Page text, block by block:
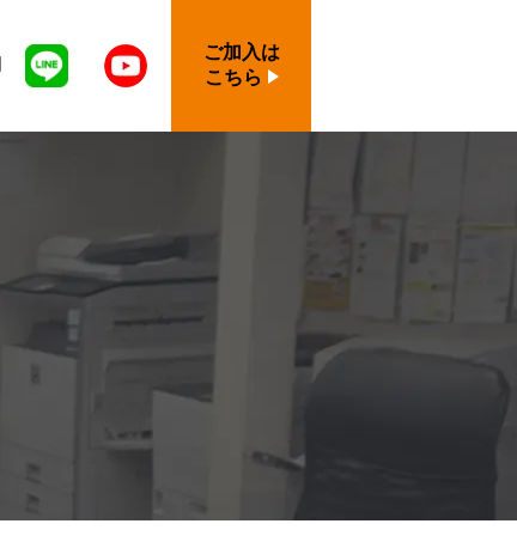
ご加入は
こちら